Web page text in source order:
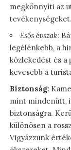
megkönnyíti az
tevékenységeket.
Esős évszak:
legélénkebb, a
közlekedést és a
kevesebb a
Biztonság:
mint mindenütt,
biztonságra.
különösen a
Vigyázzunk